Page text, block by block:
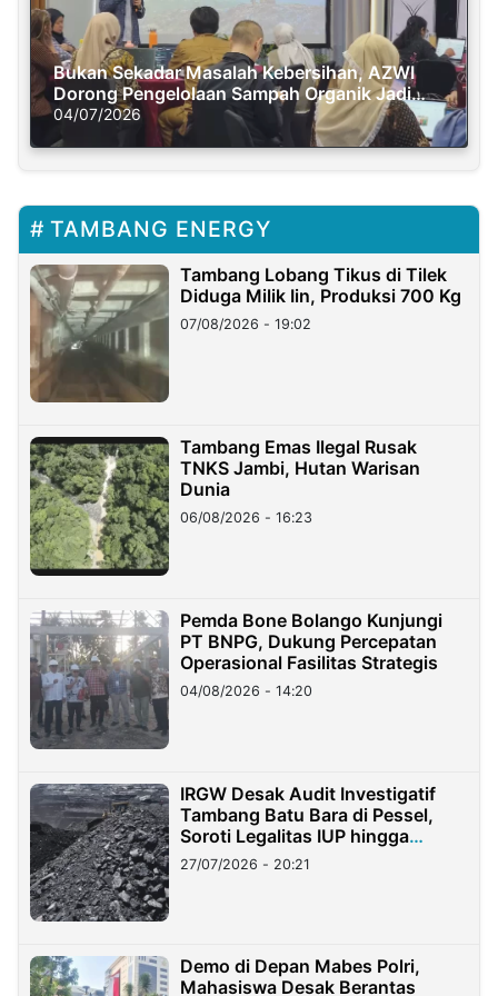
Bukan Sekadar Masalah Kebersihan, AZWI
Dorong Pengelolaan Sampah Organik Jadi
Solusi Krisis Iklim
04/07/2026
TAMBANG ENERGY
Tambang Lobang Tikus di Tilek
Diduga Milik Iin, Produksi 700 Kg
07/08/2026 - 19:02
Tambang Emas Ilegal Rusak
TNKS Jambi, Hutan Warisan
Dunia
06/08/2026 - 16:23
Pemda Bone Bolango Kunjungi
PT BNPG, Dukung Percepatan
Operasional Fasilitas Strategis
04/08/2026 - 14:20
IRGW Desak Audit Investigatif
Tambang Batu Bara di Pessel,
Soroti Legalitas IUP hingga
Stockpile
27/07/2026 - 20:21
Demo di Depan Mabes Polri,
Mahasiswa Desak Berantas